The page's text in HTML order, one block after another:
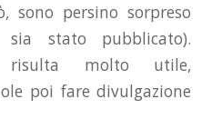
sono persino sorpreso
stato pubblicato).
risulta molto utile,
poi fare divulgazione